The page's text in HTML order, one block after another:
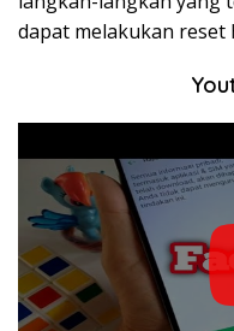
dapat melakukan reset